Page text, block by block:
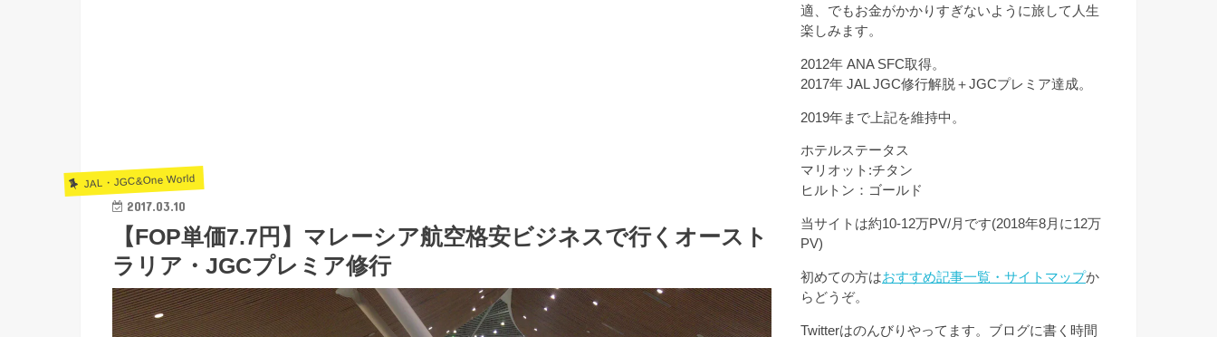
JAL・JGC&One World
2017.03.10
【FOP単価7.7円】マレーシア航空格安ビジネスで行くオースト
ラリア・JGCプレミア修行
適、でもお金がかかりすぎないように旅して人生
楽しみます。
2012年 ANA SFC取得。
2017年 JAL JGC修行解脱＋JGCプレミア達成。
2019年まで上記を維持中。
ホテルステータス
マリオット:チタン
ヒルトン：ゴールド
当サイトは約10-12万PV/月です(2018年8月に12万
PV)
初めての方はおすすめ記事一覧・サイトマップか
らどうぞ。
Twitterはのんびりやってます。ブログに書く時間